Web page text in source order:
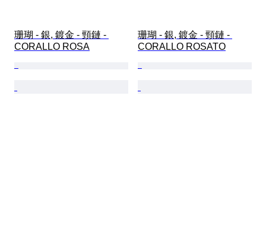
珊瑚 - 銀, 鍍金 - 頸鏈 -
CORALLO ROSA
珊瑚 - 銀, 鍍金 - 頸鏈 -
CORALLO ROSATO